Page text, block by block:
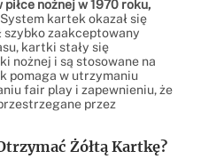
nożnej w 1970 roku,
System kartek okazał się
szybko zaakceptowany
kartki stały się
nożnej i są stosowane na
pomaga w utrzymaniu
fair play i zapewnieniu, że
przez
Żółtą Kartkę?